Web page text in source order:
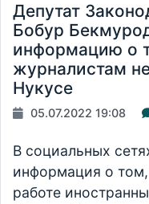
Депутат
Бобур
информацию о
журналистам
Нукусе
05.07.2022 19:08
В социальных
информация о том,
работе